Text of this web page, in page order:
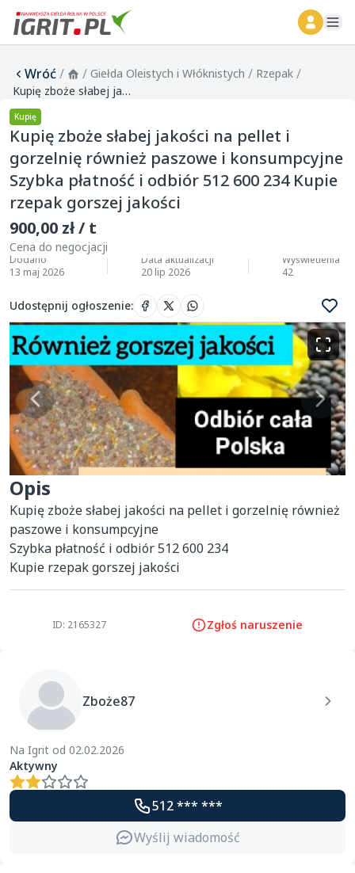
Wróć/ / Giełda Oleistych i Włóknistych / Rzepak /
Kupię zboże słabej jakości na pellet i gorzelnię również paszowe i konsumpcyjne Szybka płatność i odbiór 512 600 234 Kupie rzepak gorszej jakości
Kupię
Kupię zboże słabej jakości na pellet i
gorzelnię również paszowe i konsumpcyjne
Szybka płatność i odbiór 512 600 234 Kupie
rzepak gorszej jakości
900,00 zł / t
Cena do negocjacji
Dodano
13 maj 2026
Data aktualizacji
20 lip 2026
Wyświetlenia
42
Udostępnij ogłoszenie:
Opis
Kupię zboże słabej jakości na pellet i gorzelnię również
paszowe i konsumpcyjne
Szybka płatność i odbiór 512 600 234
Kupie rzepak gorszej jakości
ID: 2165327 Zgłoś naruszenie
Zboże87
Na Igrit od 02.02.2026
Aktywny
512 *** ***
Wyślij wiadomość